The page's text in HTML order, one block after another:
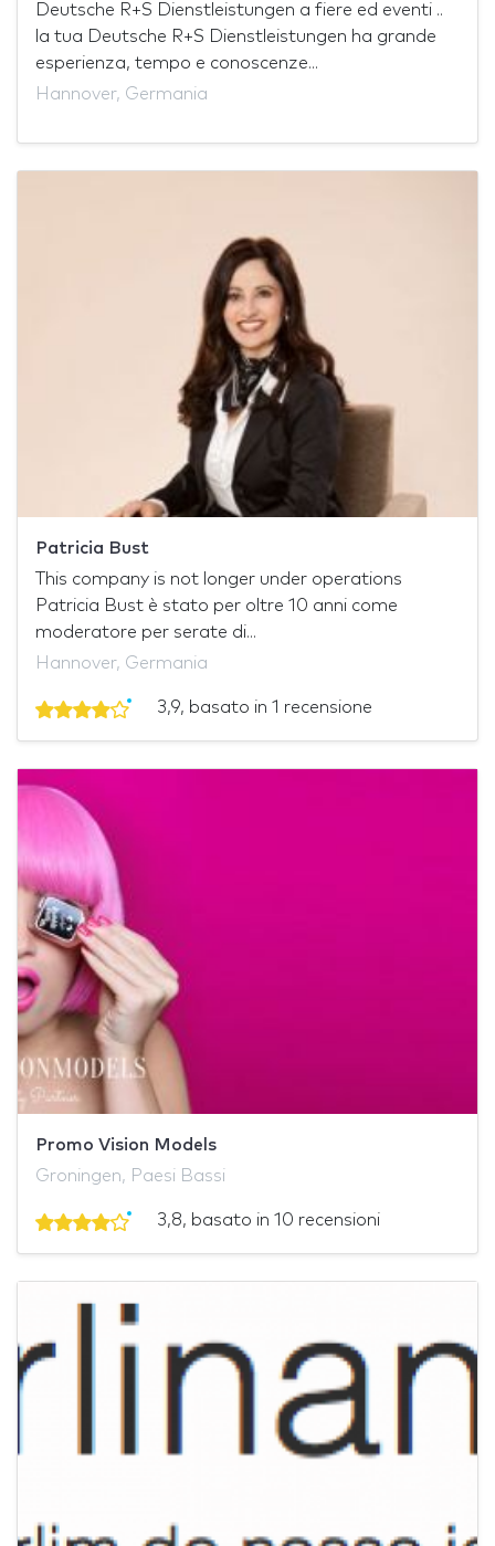
Deutsche R+S Dienstleistungen a fiere ed eventi ..
la tua Deutsche R+S Dienstleistungen ha grande
esperienza, tempo e conoscenze...
Hannover, Germania
Patricia Bust
This company is not longer under operations
Patricia Bust è stato per oltre 10 anni come
moderatore per serate di...
Hannover, Germania
3,9, basato in 1 recensione
Promo Vision Models
Groningen, Paesi Bassi
3,8, basato in 10 recensioni